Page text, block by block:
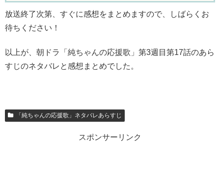
放送終了次第、すぐに感想をまとめますので、しばらくお
待ちください！
以上が、朝ドラ「純ちゃんの応援歌」第3週目第17話のあら
すじのネタバレと感想まとめでした。
「純ちゃんの応援歌」ネタバレあらすじ
スポンサーリンク